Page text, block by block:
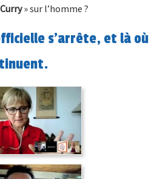
Curry» sur l’homme ?
s’arrête, et là où